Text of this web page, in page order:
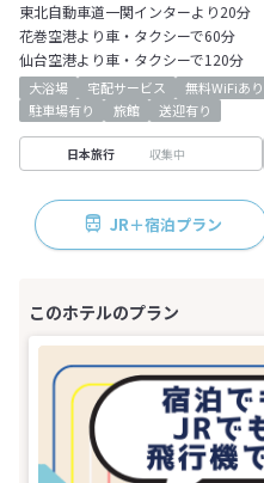
東北自動車道一関インターより20分
花巻空港より車・タクシーで60分
仙台空港より車・タクシーで120分
大浴場 宅配サービス 無料WiFiあり
駐車場有り
旅館 送迎有り
日本旅行 収集中
JR＋宿泊プラン